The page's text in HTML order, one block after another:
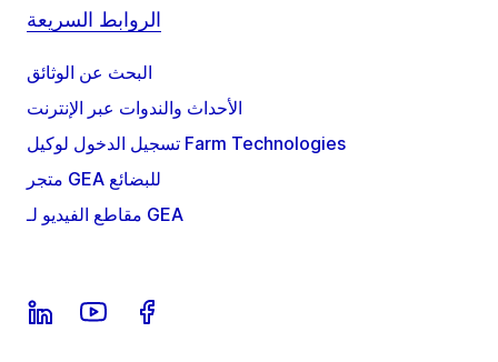
الروابط السريعة
البحث عن الوثائق
الأحداث والندوات عبر الإنترنت
تسجيل الدخول لوكيل Farm Technologies
متجر GEA للبضائع
مقاطع الفيديو لـ GEA